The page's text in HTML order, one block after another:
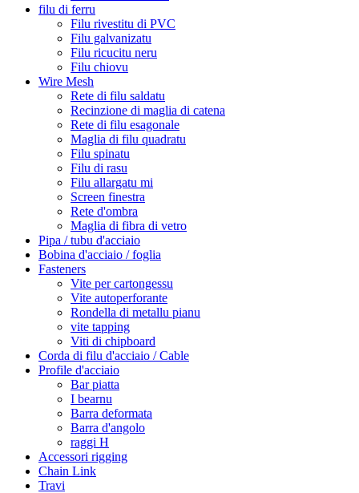
filu di ferru
Filu rivestitu di PVC
Filu galvanizatu
Filu ricucitu neru
Filu chiovu
Wire Mesh
Rete di filu saldatu
Recinzione di maglia di catena
Rete di filu esagonale
Maglia di filu quadratu
Filu spinatu
Filu di rasu
Filu allargatu mi
Screen finestra
Rete d'ombra
Maglia di fibra di vetro
Pipa / tubu d'acciaio
Bobina d'acciaio / foglia
Fasteners
Vite per cartongessu
Vite autoperforante
Rondella di metallu pianu
vite tapping
Viti di chipboard
Corda di filu d'acciaio / Cable
Profile d'acciaio
Bar piatta
I bearnu
Barra deformata
Barra d'angolo
raggi H
Accessori rigging
Chain Link
Travi